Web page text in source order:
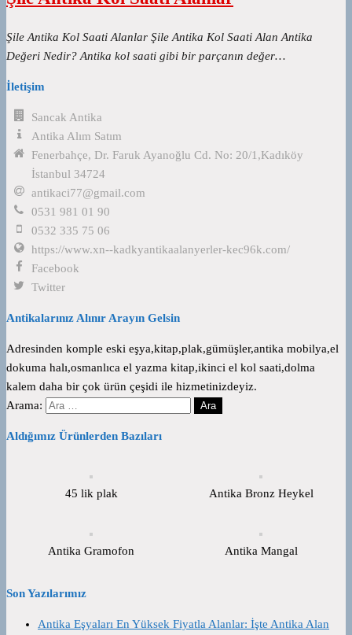
Şile Antika Kol Saati Alanlar Şile Antika Kol Saati Alan Antika
Değeri Nedir? Antika kol saati gibi bir parçanın değer…
İletişim
Sancak Antika
Antika Alım Satım
Fenerbahçe, Dr. Faruk Ayanoğlu Cd. No: 20/1,Kadıköy
İstanbul 34724
antikaci77@gmail.com
0531 981 01 90
0532 335 75 06
https://www.xn--kadkyantikaalanyerler-kec96k.com/
Facebook
Twitter
Antikalarınız Alınır Arayın Gelsin
Adresinden komple eski eşya,kitap,plak,gümüşler,antika mobilya,el
dokuma halı,osmanlıca el yazma kitap,ikinci el kol saati,dolma
kalem daha bir çok ürün çeşidi ile hizmetinizdeyiz.
Arama:
Aldığımız Ürünlerden Bazıları
45 lik plak Antika Bronz Heykel
Antika Gramofon Antika Mangal
Son Yazılarımız
Antika Eşyaları En Yüksek Fiyatla Alanlar: İşte Antika Alan